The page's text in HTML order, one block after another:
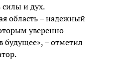
силы и дух.
область – надежный
уверенно
– отметил